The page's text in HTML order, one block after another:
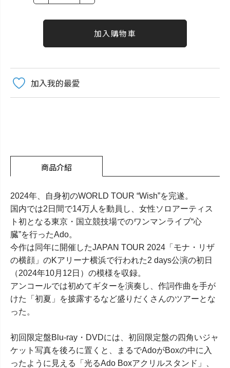
加入購物車
加入我的最愛
商品介紹
2024年、自身初のWORLD TOUR “Wish”を完遂。
国内では2日間で14万人を動員し、女性ソロアーティス
ト初となる東京・国立競技場でのワンマンライブ“心
臓”を行ったAdo。
今作は同年に開催したJAPAN TOUR 2024「モナ・リザ
の横顔」のKアリーナ横浜で行われた2 days公演の初日
（2024年10月12日）の模様を収録。
アンコールでは初めてギターを演奏し、作詞作曲を手が
けた「初夏」を披露するなど盛りだくさんのツアーとな
った。
初回限定盤Blu-ray・DVDには、初回限定盤の四角いジャ
ケット写真を後ろに置くと、まるでAdoがBoxの中に入
ったように見える「光るAdo Boxアクリルスタンド」、